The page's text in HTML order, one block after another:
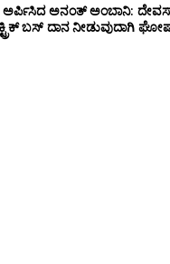
ಅನಂತ್ ಅಂಬಾನಿ:
ಬಸ್ ದಾನ ನೀಡುವುದಾಗಿ